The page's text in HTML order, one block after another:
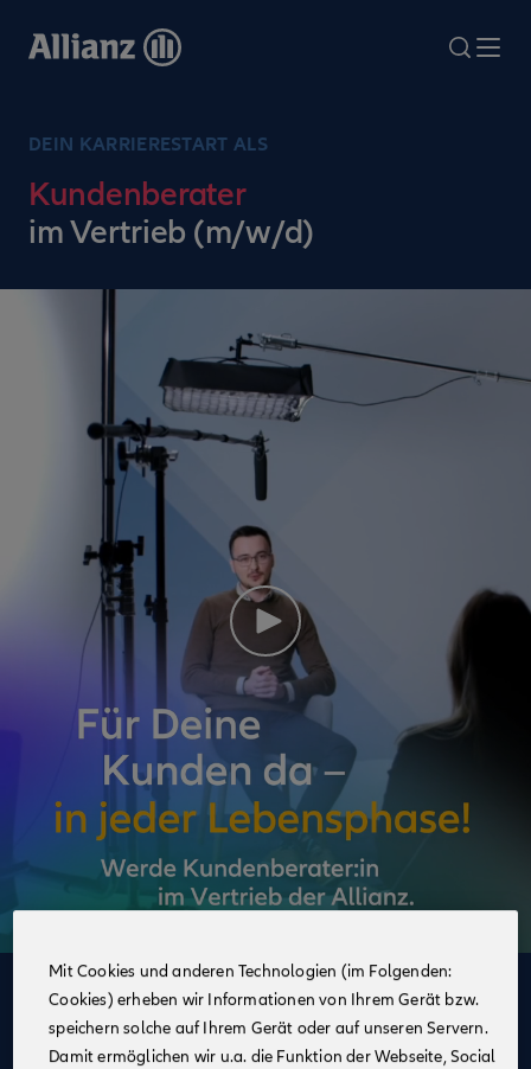
zum
search
DEIN KARRIERESTART ALS
Kundenberater
im Vertrieb (m/w/d)
Deine Vorteile
im Vertrieb der Allianz
Mit Cookies und anderen Technologien (im Folgenden:
Cookies) erheben wir Informationen von Ihrem Gerät bzw.
speichern solche auf Ihrem Gerät oder auf unseren Servern.
Damit ermöglichen wir u.a. die Funktion der Webseite, Social